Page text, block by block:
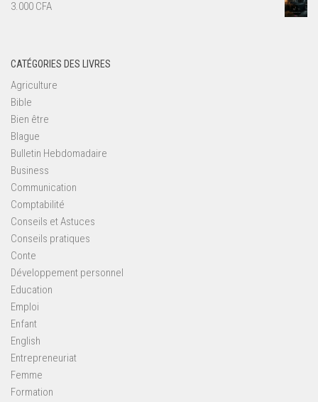
3.000 CFA
CATÉGORIES DES LIVRES
Agriculture
Bible
Bien être
Blague
Bulletin Hebdomadaire
Business
Communication
Comptabilité
Conseils et Astuces
Conseils pratiques
Conte
Développement personnel
Education
Emploi
Enfant
English
Entrepreneuriat
Femme
Formation